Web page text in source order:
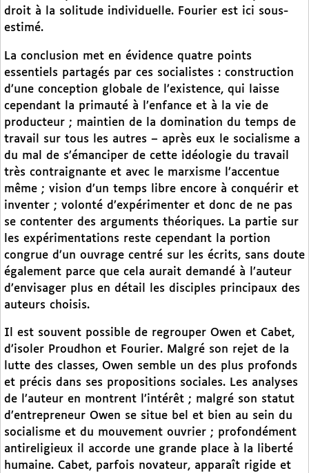
droit à la solitude individuelle. Fourier est ici sous-
estimé.
La conclusion met en évidence quatre points
essentiels partagés par ces socialistes : construction
d’une conception globale de l’existence, qui laisse
cependant la primauté à l’enfance et à la vie de
producteur ; maintien de la domination du temps de
travail sur tous les autres – après eux le socialisme a
du mal de s’émanciper de cette idéologie du travail
très contraignante et avec le marxisme l’accentue
même ; vision d’un temps libre encore à conquérir et
inventer ; volonté d’expérimenter et donc de ne pas
se contenter des arguments théoriques. La partie sur
les expérimentations reste cependant la portion
congrue d’un ouvrage centré sur les écrits, sans doute
également parce que cela aurait demandé à l’auteur
d’envisager plus en détail les disciples principaux des
auteurs choisis.
Il est souvent possible de regrouper Owen et Cabet,
d’isoler Proudhon et Fourier. Malgré son rejet de la
lutte des classes, Owen semble un des plus profonds
et précis dans ses propositions sociales. Les analyses
de l’auteur en montrent l’intérêt ; malgré son statut
d’entrepreneur Owen se situe bel et bien au sein du
socialisme et du mouvement ouvrier ; profondément
antireligieux il accorde une grande place à la liberté
humaine. Cabet, parfois novateur, apparaît rigide et